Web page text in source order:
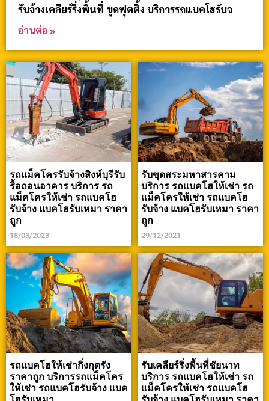
รับจ้างเคลียร์ริ่งพื้นที่ ขุดฟุตติ้ง บริการรถแบคโฮรับจ
อ่านต่อ »
รถแม็คโครรับจ้างสิงห์บุรีรับ
รื้อถอนอาคาร บริการ รถ
แม็คโครให้เช่า รถแบคโฮ
รับจ้าง แบคโฮรับเหมา ราคา
ถูก
18/03/2023
รับขุดสระมหาสารคาม
บริการ รถแบคโฮให้เช่า รถ
แม็คโครให้เช่า รถแบคโฮ
รับจ้าง แบคโฮรับเหมา ราคา
ถูก
29/12/2021
รถแบคโฮให้เช่ากิ่งกุดรัง
ราคาถูก บริการรถแม็คโคร
ให้เช่า รถแบคโฮรับจ้าง แบค
รับเคลียร์ริ่งพื้นที่ชัยนาท
บริการ รถแบคโฮให้เช่า รถ
แม็คโครให้เช่า รถแบคโฮ